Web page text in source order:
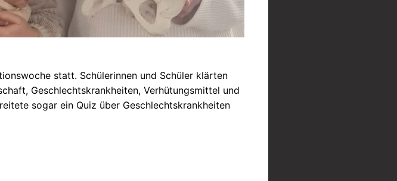
statt. Schülerinnen und Schüler klärten
Geschlechtskrankheiten, Verhütungsmittel und
sogar ein Quiz über Geschlechtskrankheiten